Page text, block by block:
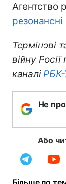
Агентство
Термінові
війну
каналі РБК-
Не
Або
Більше по